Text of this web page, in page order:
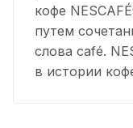
кофе
путем
слова café.
в истории